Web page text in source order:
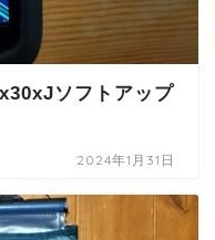
ソフトアップ
2024年1月31日